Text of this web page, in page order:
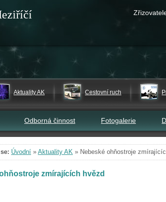
Aktuality AK Cestovní ruch
Odborná činnost Fotogalerie
Úvodní » Aktuality AK » Nebeské ohňostroje
zmírajících hvězd